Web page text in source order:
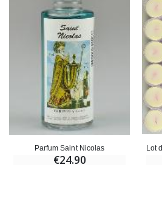
Parfum Saint Nicolas
€24.90